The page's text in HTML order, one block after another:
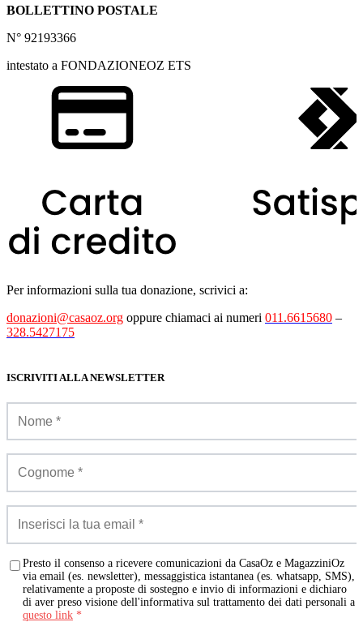
BOLLETTINO POSTALE
N° 92193366
intestato a FONDAZIONEOZ ETS
Per informazioni sulla tua donazione, scrivici a:
donazioni@casaoz.org oppure chiamaci ai numeri 011.6615680 –
328.5427175
ISCRIVITI ALLA NEWSLETTER
Presto il consenso a ricevere comunicazioni da CasaOz e MagazziniOz
via email (es. newsletter), messaggistica istantanea (es. whatsapp, SMS),
relativamente a proposte di sostegno e invio di informazioni e dichiaro
di aver preso visione dell'informativa sul trattamento dei dati personali a
questo link *